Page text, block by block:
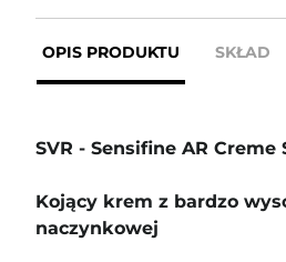
OPIS PRODUKTU SKŁAD
SVR - Sensifine AR Creme
Kojący krem z bardzo
naczynkowej